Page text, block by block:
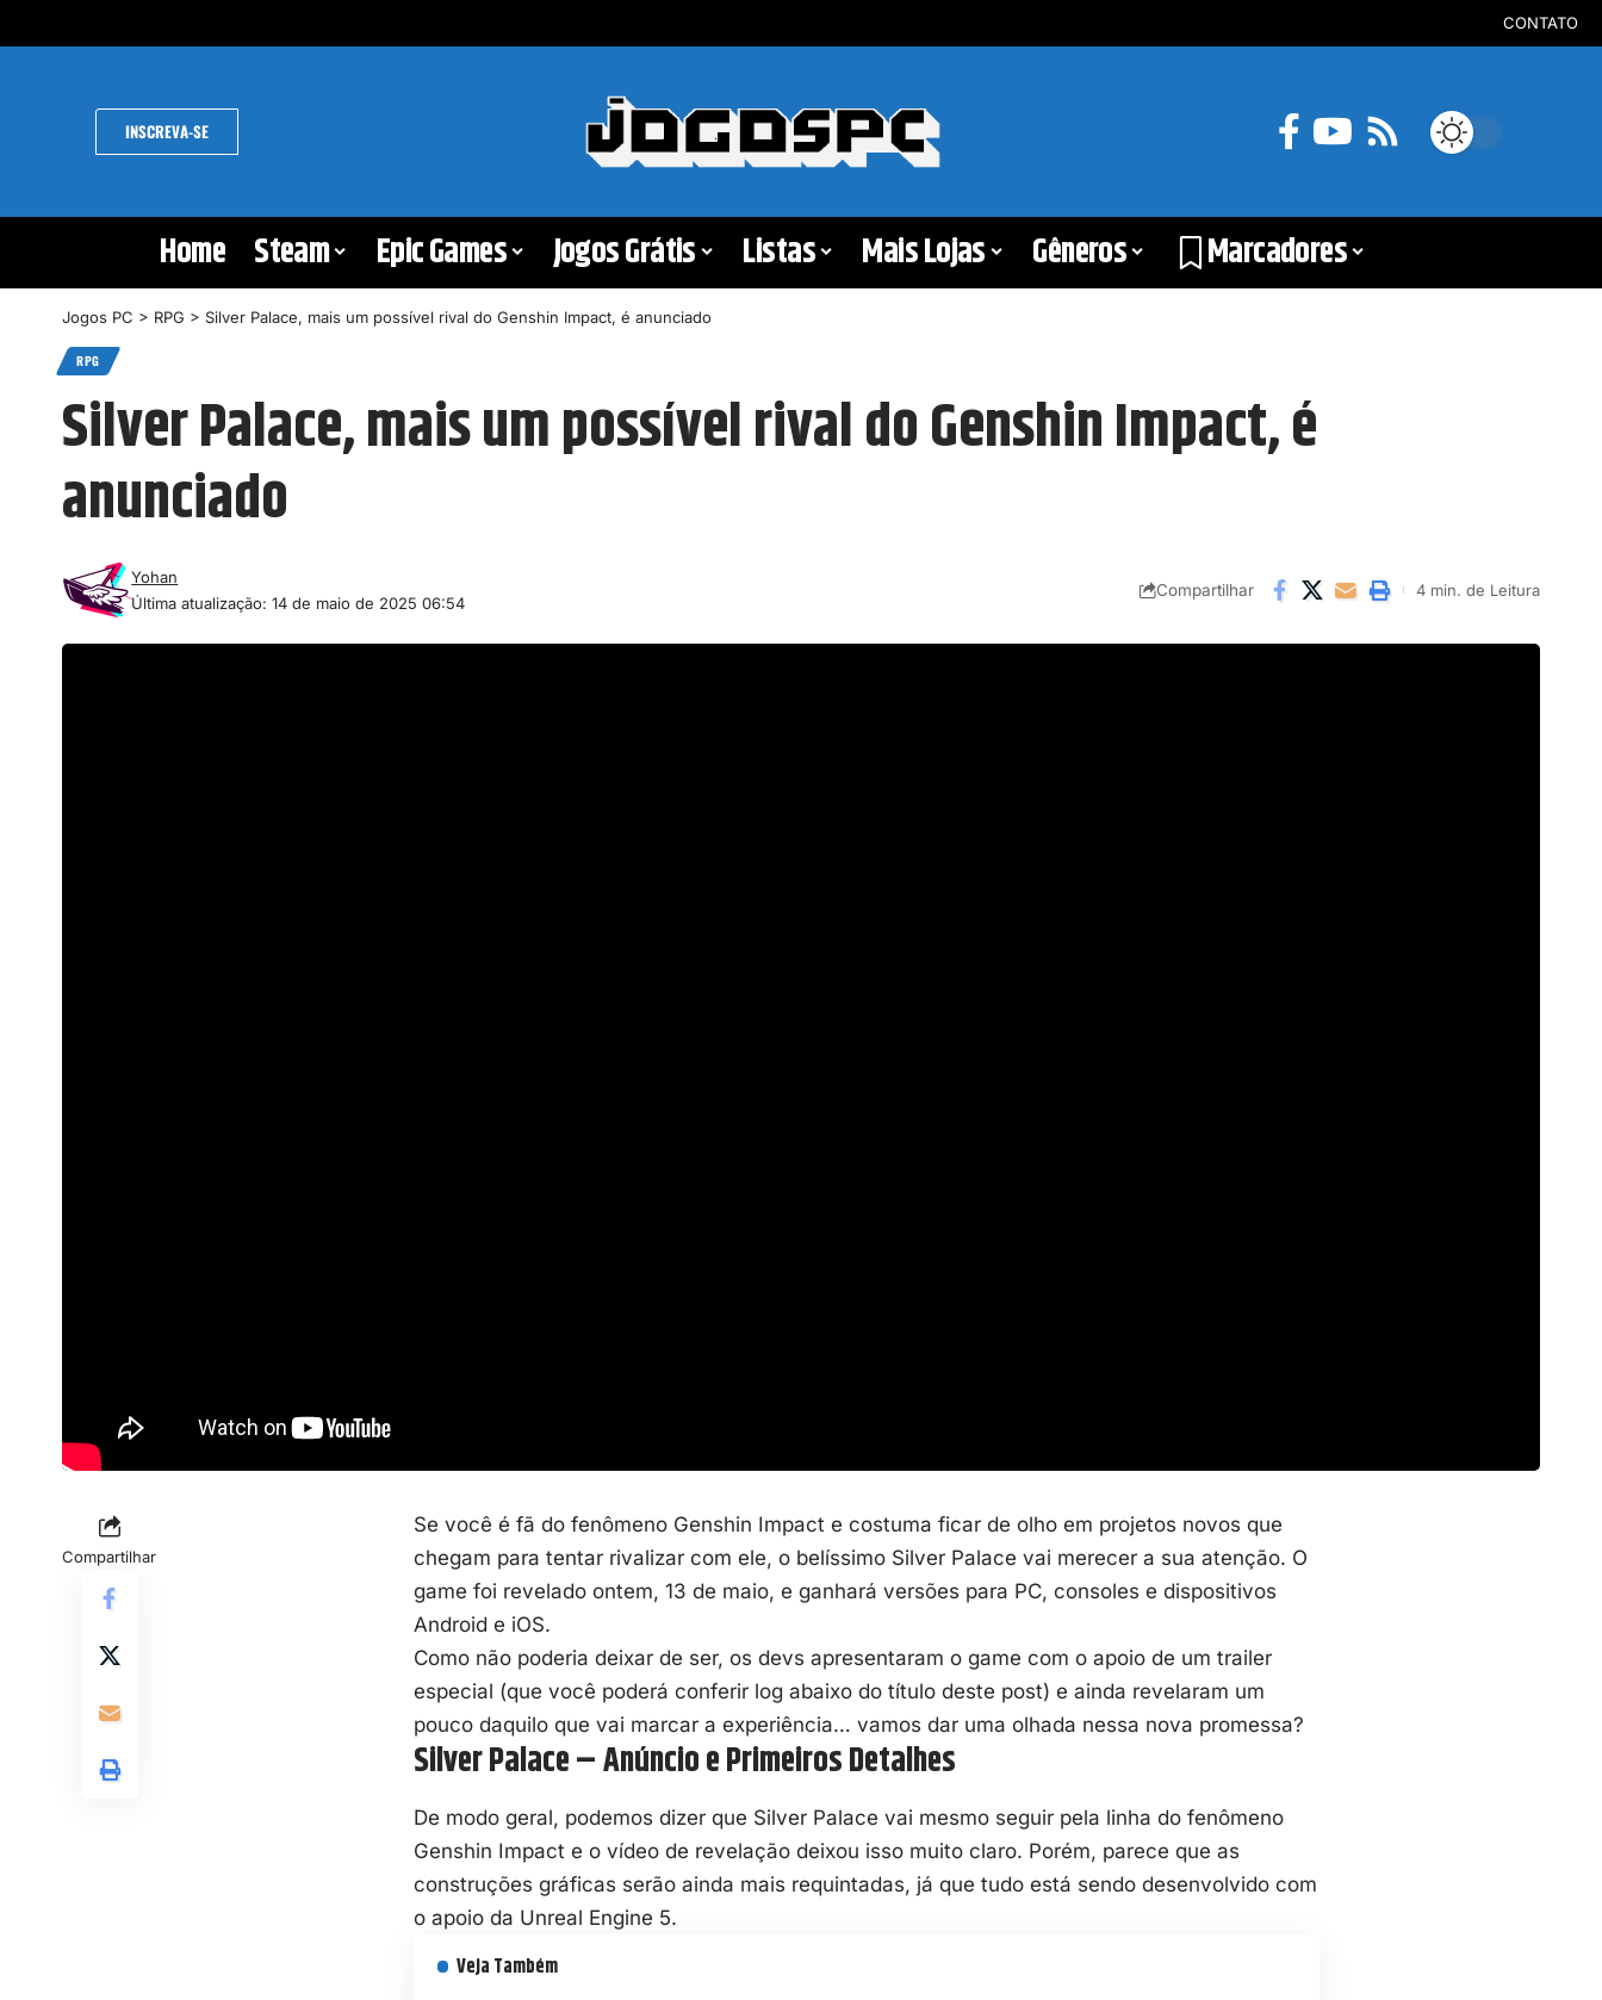
CONTATO
INSCREVA-SE
Home Steam Epic Games Jogos Grátis Listas Mais Lojas Gêneros Marcadores
Jogos PC > RPG > Silver Palace, mais um possível rival do Genshin Impact, é anunciado
RPG
Silver Palace, mais um possível rival do Genshin Impact, é
anunciado
Última atualização: 14 de maio de 2025 06:54
Yohan
Compartilhar 4 min. de Leitura
Compartilhar
Se você é fã do fenômeno Genshin Impact e costuma ficar de olho em projetos novos que
chegam para tentar rivalizar com ele, o belíssimo Silver Palace vai merecer a sua atenção. O
game foi revelado ontem, 13 de maio, e ganhará versões para PC, consoles e dispositivos
Android e iOS.
Como não poderia deixar de ser, os devs apresentaram o game com o apoio de um trailer
especial (que você poderá conferir log abaixo do título deste post) e ainda revelaram um
pouco daquilo que vai marcar a experiência… vamos dar uma olhada nessa nova promessa?
Silver Palace – Anúncio e Primeiros Detalhes
De modo geral, podemos dizer que Silver Palace vai mesmo seguir pela linha do fenômeno
Genshin Impact e o vídeo de revelação deixou isso muito claro. Porém, parece que as
construções gráficas serão ainda mais requintadas, já que tudo está sendo desenvolvido com
o apoio da Unreal Engine 5.
Veja Também